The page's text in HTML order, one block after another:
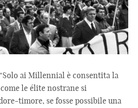
ai Millennial è consentita la
le élite nostrane si
timore, se fosse possibile una